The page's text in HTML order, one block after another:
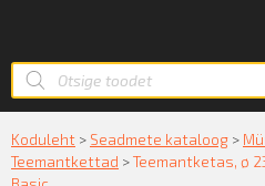
Koduleht > Seadmete kataloog >
Teemantkettad >Teemantketas, ø